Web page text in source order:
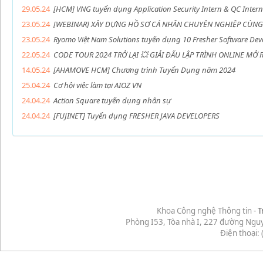
29.05.24 [HCM] VNG tuyển dụng Application Security Intern & QC Intern
23.05.24 [WEBINAR] XÂY DỰNG HỒ SƠ CÁ NHÂN CHUYÊN NGHIỆP
23.05.24 Ryomo Việt Nam Solutions tuyển dụng 10 Fresher Software
22.05.24 CODE TOUR 2024 TRỞ LẠI 💥 GIẢI ĐẤU LẬP TRÌNH ONLINE MỞ
14.05.24 [AHAMOVE HCM] Chương trình Tuyển Dụng năm 2024
25.04.24 Cơ hội việc làm tại AIOZ VN
24.04.24 Action Square tuyển dụng nhân sự
24.04.24 [FUJINET] Tuyển dụng FRESHER JAVA DEVELOPERS
Khoa Công nghệ Thông tin -
Phòng I53, Tòa nhà I, 227 đường
Điện thoại: